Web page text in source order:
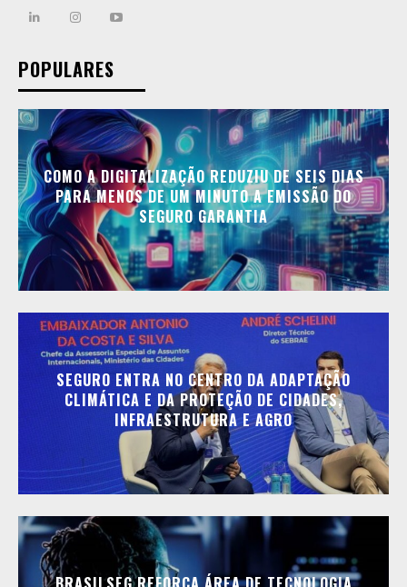
POPULARES
COMO A DIGITALIZAÇÃO REDUZIU DE SEIS DIAS
PARA MENOS DE UM MINUTO A EMISSÃO DO
SEGURO GARANTIA
SEGURO ENTRA NO CENTRO DA ADAPTAÇÃO
CLIMÁTICA E DA PROTEÇÃO DE CIDADES,
INFRAESTRUTURA E AGRO